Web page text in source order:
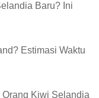
Baru? Ini
Estimasi Waktu
Kiwi Selandia